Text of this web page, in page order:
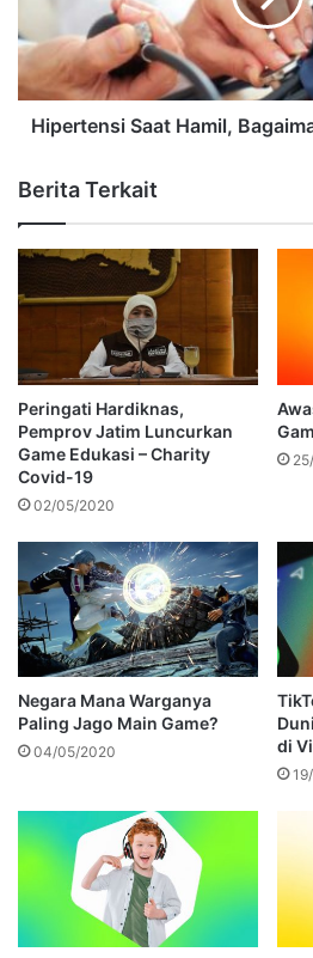
Hipertensi Saat Hamil,
Berita Terkait
Peringati Hardiknas,
Pemprov Jatim Luncurkan
Game Edukasi – Charity
Covid-19
02/05/2020
Negara Mana Warganya
Paling Jago Main Game?
04/05/2020
di